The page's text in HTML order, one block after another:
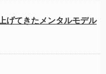
げてきたメンタルモデル